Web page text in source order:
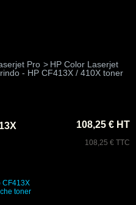
Pro > HP Color Laserjet
- HP CF413X / 410X toner
CF413X
toner
108,25 € HT
108,25 € TTC